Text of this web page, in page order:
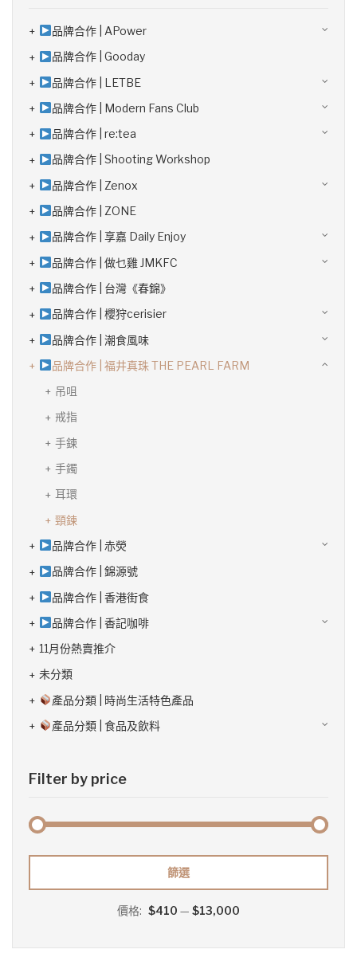
品牌合作 | APower
品牌合作 | Gooday
品牌合作 | LETBE
品牌合作 | Modern Fans Club
品牌合作 | re:tea
品牌合作 | Shooting Workshop
品牌合作 | Zenox
品牌合作 | ZONE
品牌合作 | 享嘉 Daily Enjoy
品牌合作 | 做乜雞 JMKFC
品牌合作 | 台灣《春錦》
品牌合作 | 櫻狩cerisier
品牌合作 | 潮食風味
品牌合作 | 福井真珠 THE PEARL FARM
吊咀
戒指
手鍊
手鐲
耳環
頸鍊
品牌合作 | 赤熒
品牌合作 | 錦源號
品牌合作 | 香港街食
品牌合作 | 香記咖啡
11月份熱賣推介
未分類
產品分類 | 時尚生活特色產品
產品分類 | 食品及飲料
Filter by price
低
格
高
格
篩選
價格: $410 — $13,000